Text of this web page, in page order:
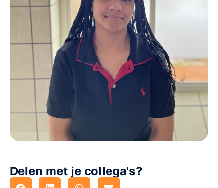
Delen met je collega's?